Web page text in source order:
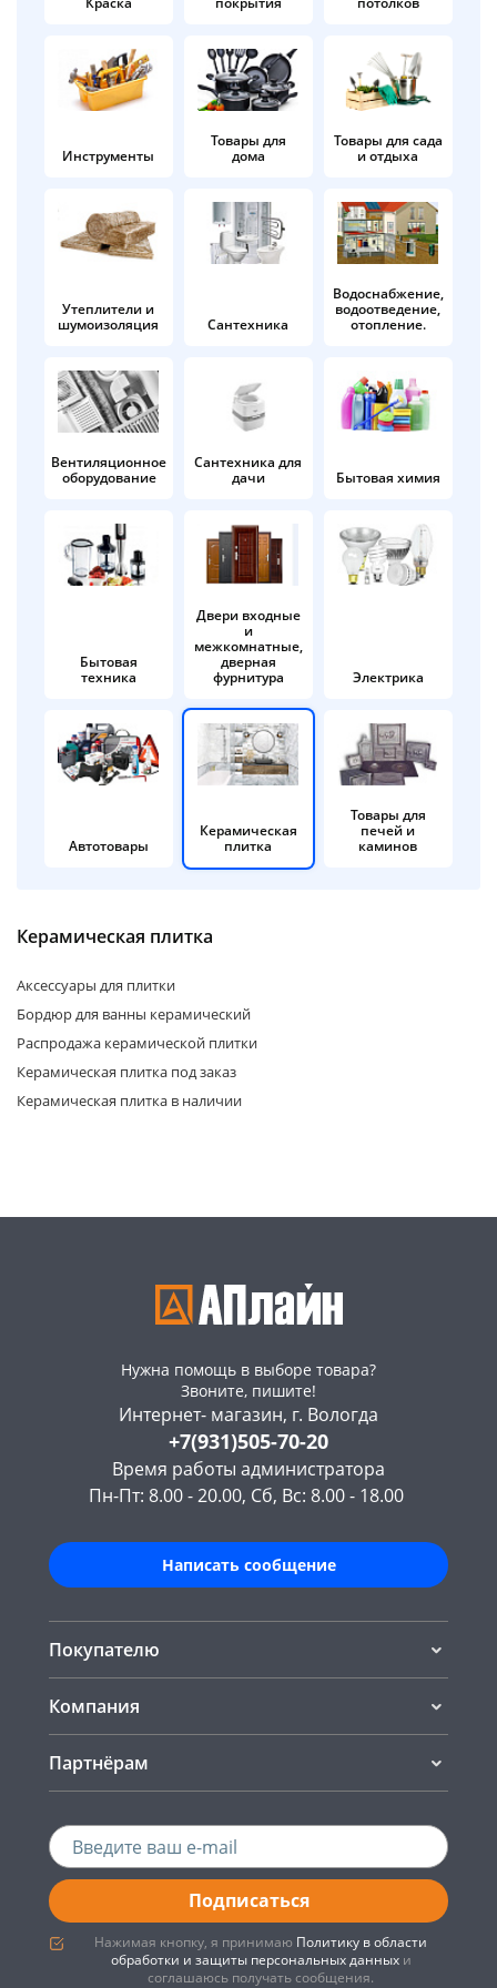
Инструменты
Товары для
дома
Товары для сада
и отдыха
Утеплители и
шумоизоляция
Сантехника
Водоснабжение,
водоотведение,
отопление.
Вентиляционное
оборудование
Сантехника для
дачи
Бытовая химия
Бытовая
техника
Двери входные
и
межкомнатные,
дверная
фурнитура
Электрика
Автотовары
Керамическая
плитка
Товары для
печей и
каминов
Керамическая плитка
Аксессуары для плитки
Бордюр для ванны керамический
Распродажа керамической плитки
Керамическая плитка под заказ
Керамическая плитка в наличии
Нужна помощь в выборе товара?
Звоните, пишите!
Интернет- магазин, г. Вологда
+7(931)505-70-20
Время работы администратора
Пн-Пт: 8.00 - 20.00, Сб, Вс: 8.00 - 18.00
Написать сообщение
Покупателю
Компания
Партнёрам
Подписаться
Нажимая кнопку, я принимаю Политику в области
обработки и защиты персональных данныхи
соглашаюсь получать сообщения.
в корзину
Оплачивайте сегодня только
25% картой любого банка
Получайте товар
выбранный способом
Оставшиеся
% будут
по25%каждые 2 недели
Подробнее
об оплате Плайтом
раз в 2
недели
Остались вопросы?
8 800 302-02-51
plait.ru